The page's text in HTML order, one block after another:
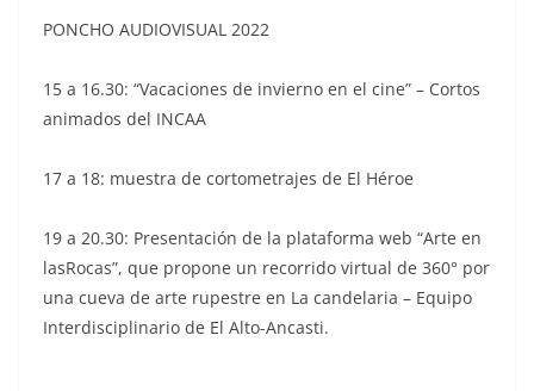
PONCHO AUDIOVISUAL 2022
15 a 16.30: “Vacaciones de invierno en el cine” – Cortos
animados del INCAA
17 a 18: muestra de cortometrajes de El Héroe
19 a 20.30: Presentación de la plataforma web “Arte en
lasRocas”, que propone un recorrido virtual de 360° por
una cueva de arte rupestre en La candelaria – Equipo
Interdisciplinario de El Alto-Ancasti.